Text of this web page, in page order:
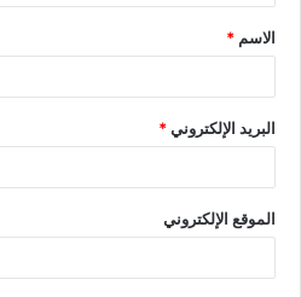
الاسم *
البريد الإلكتروني*
الموقع الإلكتروني